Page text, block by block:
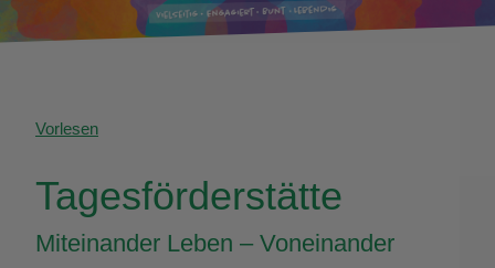
Vorlesen
Tagesförderstätte
Miteinander Leben – Voneinander